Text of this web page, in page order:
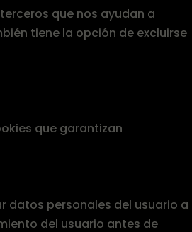
que nos ayudan a
tiene la opción de excluirse
que garantizan
datos personales del usuario a
del usuario antes de